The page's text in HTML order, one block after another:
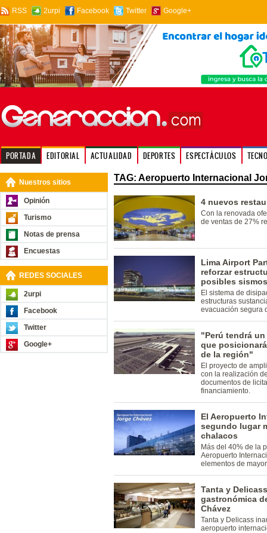
RSS 2urpi Facebook Twitter Google+
PORTADA EDITORIAL ACTUALIDAD DEPORTES ESPECTÁCULOS
Nuestros sitios
Opinión
Turismo
Notas de prensa
Encuestas
REDES SOCIALES
2urpi
Facebook
Twitter
Google+
TAG: Aeropuerto Internacional
4 nuevos
Con la renovada
de ventas de 27%
Lima Airport
reforzar
posibles sismos
El sistema de
estructuras
evacuación segura
"Perú tendrá
que
de la región"
El proyecto de
con la realización
documentos de
financiamiento.
El Aeropuerto
segundo lugar
chalacos
Más del 40% de la
Aeropuerto
elementos de
Tanta y
gastronómica
Chávez
Tanta y Delicass
aeropuerto